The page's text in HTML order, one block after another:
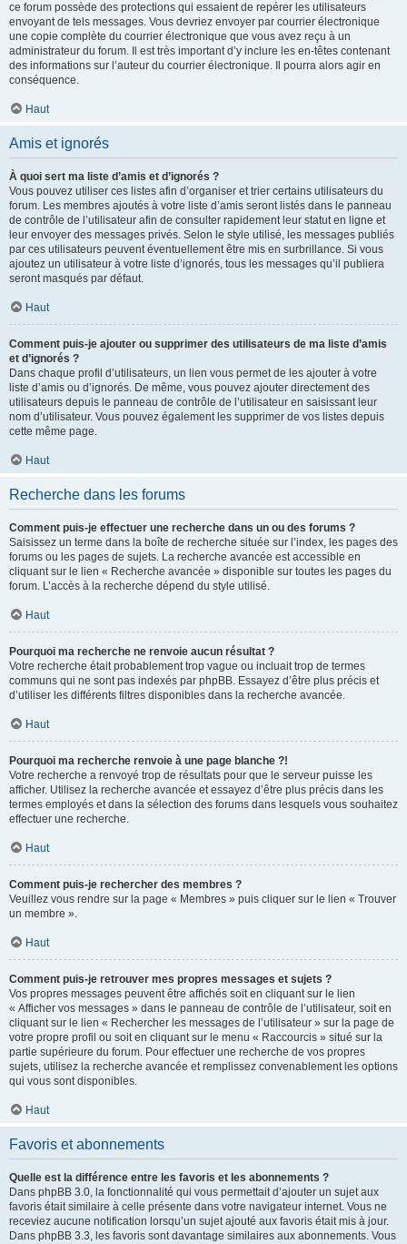
ce forum possède des protections qui essaient de repérer les utilisateurs
envoyant de tels messages. Vous devriez envoyer par courrier électronique
une copie complète du courrier électronique que vous avez reçu à un
administrateur du forum. Il est très important d’y inclure les en-têtes contenant
des informations sur l’auteur du courrier électronique. Il pourra alors agir en
conséquence.
Haut
Amis et ignorés
À quoi sert ma liste d’amis et d’ignorés ?
Vous pouvez utiliser ces listes afin d’organiser et trier certains utilisateurs du
forum. Les membres ajoutés à votre liste d’amis seront listés dans le panneau
de contrôle de l’utilisateur afin de consulter rapidement leur statut en ligne et
leur envoyer des messages privés. Selon le style utilisé, les messages publiés
par ces utilisateurs peuvent éventuellement être mis en surbrillance. Si vous
ajoutez un utilisateur à votre liste d’ignorés, tous les messages qu’il publiera
seront masqués par défaut.
Haut
Comment puis-je ajouter ou supprimer des utilisateurs de ma liste d’amis
et d’ignorés ?
Dans chaque profil d’utilisateurs, un lien vous permet de les ajouter à votre
liste d’amis ou d’ignorés. De même, vous pouvez ajouter directement des
utilisateurs depuis le panneau de contrôle de l’utilisateur en saisissant leur
nom d’utilisateur. Vous pouvez également les supprimer de vos listes depuis
cette même page.
Haut
Recherche dans les forums
Comment puis-je effectuer une recherche dans un ou des forums ?
Saisissez un terme dans la boîte de recherche située sur l’index, les pages des
forums ou les pages de sujets. La recherche avancée est accessible en
cliquant sur le lien « Recherche avancée » disponible sur toutes les pages du
forum. L’accès à la recherche dépend du style utilisé.
Haut
Pourquoi ma recherche ne renvoie aucun résultat ?
Votre recherche était probablement trop vague ou incluait trop de termes
communs qui ne sont pas indexés par phpBB. Essayez d’être plus précis et
d’utiliser les différents filtres disponibles dans la recherche avancée.
Haut
Pourquoi ma recherche renvoie à une page blanche ?!
Votre recherche a renvoyé trop de résultats pour que le serveur puisse les
afficher. Utilisez la recherche avancée et essayez d’être plus précis dans les
termes employés et dans la sélection des forums dans lesquels vous souhaitez
effectuer une recherche.
Haut
Comment puis-je rechercher des membres ?
Veuillez vous rendre sur la page « Membres » puis cliquer sur le lien « Trouver
un membre ».
Haut
Comment puis-je retrouver mes propres messages et sujets ?
Vos propres messages peuvent être affichés soit en cliquant sur le lien
« Afficher vos messages » dans le panneau de contrôle de l’utilisateur, soit en
cliquant sur le lien « Rechercher les messages de l’utilisateur » sur la page de
votre propre profil ou soit en cliquant sur le menu « Raccourcis » situé sur la
partie supérieure du forum. Pour effectuer une recherche de vos propres
sujets, utilisez la recherche avancée et remplissez convenablement les options
qui vous sont disponibles.
Haut
Favoris et abonnements
Quelle est la différence entre les favoris et les abonnements ?
Dans phpBB 3.0, la fonctionnalité qui vous permettait d’ajouter un sujet aux
favoris était similaire à celle présente dans votre navigateur internet. Vous ne
receviez aucune notification lorsqu’un sujet ajouté aux favoris était mis à jour.
Dans phpBB 3.3, les favoris sont davantage similaires aux abonnements. Vous